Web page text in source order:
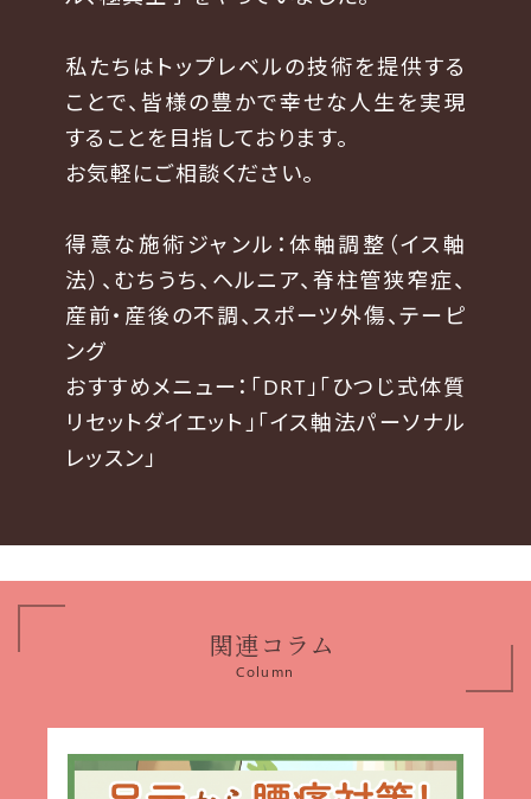
私たちはトップレベルの技術を提供する
ことで、皆様の豊かで幸せな人生を実現
することを目指しております。
お気軽にご相談ください。
得意な施術ジャンル：体軸調整（イス軸
法）、むちうち、ヘルニア、脊柱管狭窄症、
産前・産後の不調、スポーツ外傷、テーピ
ング
おすすめメニュー：「DRT」「ひつじ式体質
リセットダイエット」「イス軸法パーソナル
レッスン」
関連コラム
Column